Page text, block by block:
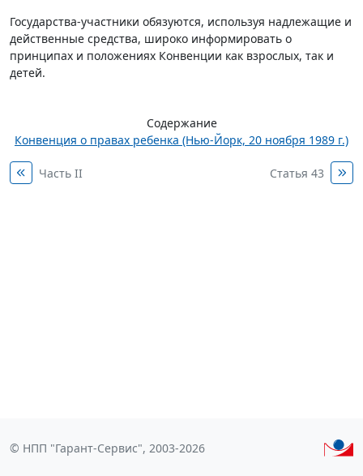
Государства-участники обязуются, используя надлежащие и
действенные средства, широко информировать о
принципах и положениях Конвенции как взрослых, так и
детей.
Содержание
Конвенция о правах ребенка (Нью-Йорк, 20 ноября 1989 г.)
Часть II Статья 43
© НПП "Гарант-Сервис", 2003-2026